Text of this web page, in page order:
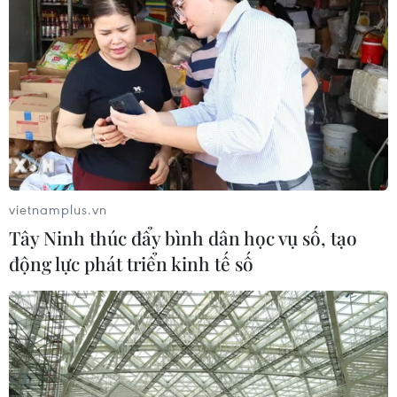
Mỹ siết chặt quyền công dân theo nơi
sinh, mở rộng chống “du lịch sinh
con”
06/08/2026 22:59
Bộ Ngoại giao Mỹ mở rộng kiểm tra
mạng xã hội đối với đương đơn xin
thị thực
06/08/2026 22:52
Chủ tịch Quốc hội Trần Thanh Mẫn
tiếp Đại sứ Hoa Kỳ Jennifer Wicks
06/08/2026 13:43
vietnamplus.vn
Tây Ninh thúc đẩy bình dân học vụ số, tạo
động lực phát triển kinh tế số